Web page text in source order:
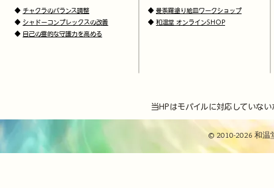
◆ チャクラのバランス調整
◆ シャドーコンプレックスの改善
◆ 自己の霊的な守護力を高める
◆ 曼荼羅塗り絵皿ワークショップ
◆ 和温堂 オンラインSHOP
当HPはモバイルに対応していな
© 2010-2026 和温